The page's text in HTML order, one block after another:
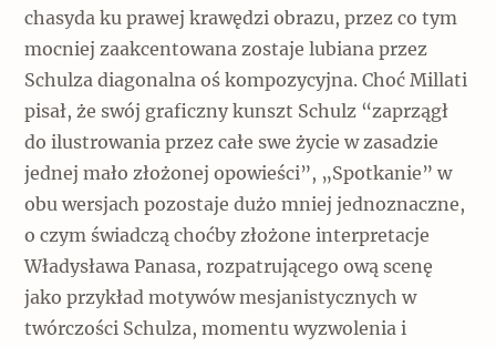
chasyda ku prawej krawędzi obrazu, przez co tym
mocniej zaakcentowana zostaje lubiana przez
Schulza diagonalna oś kompozycyjna. Choć Millati
pisał, że swój graficzny kunszt Schulz “zaprzągł
do ilustrowania przez całe swe życie w zasadzie
jednej mało złożonej opowieści”, „Spotkanie” w
obu wersjach pozostaje dużo mniej jednoznaczne,
o czym świadczą choćby złożone interpretacje
Władysława Panasa, rozpatrującego ową scenę
jako przykład motywów mesjanistycznych w
twórczości Schulza, momentu wyzwolenia i